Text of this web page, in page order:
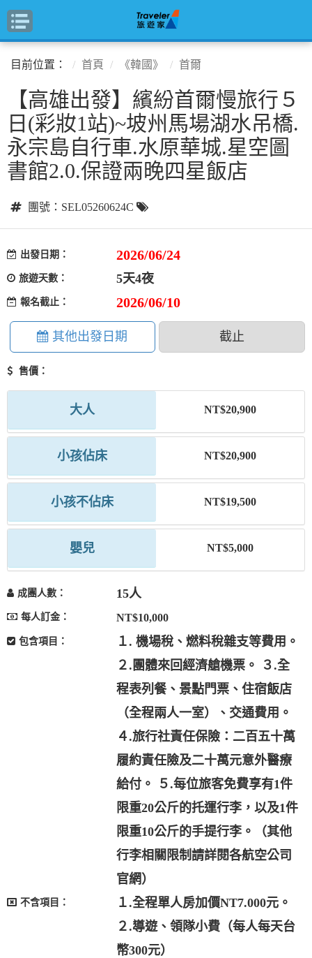
目前位置： 首頁 《韓國》 首爾
【高雄出發】繽紛首爾慢旅行５
日(彩妝1站)~坡州馬場湖水吊橋.
永宗島自行車.水原華城.星空圖
書館2.0.保證兩晚四星飯店
團號：SEL05260624C
出發日期： 2026/06/24
旅遊天數： 5天4夜
報名截止： 2026/06/10
其他出發日期 截止
售價：
大人 NT$20,900
小孩佔床 NT$20,900
小孩不佔床 NT$19,500
嬰兒 NT$5,000
成團人數： 15人
每人訂金： NT$10,000
包含項目：
１. 機場稅、燃料稅雜支等費用。
２.團體來回經濟艙機票。 ３.全
程表列餐、景點門票、住宿飯店
（全程兩人一室）、交通費用。
４.旅行社責任保險：二百五十萬
履約責任險及二十萬元意外醫療
給付。 ５.每位旅客免費享有1件
限重20公斤的托運行李，以及1件
限重10公斤的手提行李。（其他
行李相關限制請詳閱各航空公司
官網）
不含項目：
１.全程單人房加價NT7.000元。
２.導遊、領隊小費（每人每天台
幣300元）